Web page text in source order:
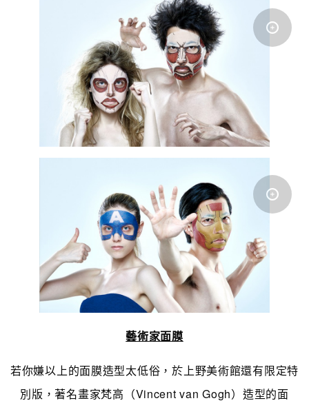
藝術家面膜
若你嫌以上的面膜造型太低俗，於上野美術館還有限定特
別版，著名畫家梵高（Vincent van Gogh）造型的面